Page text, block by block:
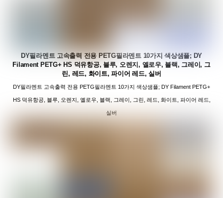
DY필라멘트 고속출력 전용 PETG필라멘트 10가지 색상샘플; DY
Filament PETG+ HS 덕유항공, 블루, 오렌지, 옐로우, 블랙, 그레이, 그
린, 레드, 화이트, 파이어 레드, 실버
DY필라멘트 고속출력 전용 PETG필라멘트 10가지 색상샘플; DY Filament PETG+
HS 덕유항공, 블루, 오렌지, 옐로우, 블랙, 그레이, 그린, 레드, 화이트, 파이어 레드,
실버